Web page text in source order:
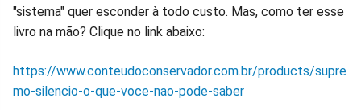
"sistema" quer esconder à todo custo. Mas, como ter esse
livro na mão? Clique no link abaixo:
https://www.conteudoconservador.com.br/products/supre
mo-silencio-o-que-voce-nao-pode-saber